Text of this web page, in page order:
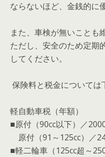
ならないほど、金銭的に
また、車検が無いことも
ただし、安全のため定期
してください。
保険料と税金については
軽自動車税（年額）
■原付（90cc以下）／
原付（91～125cc）／
■軽二輪車（125cc超～